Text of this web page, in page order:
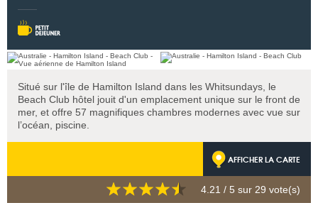
Situé sur l'île de Hamilton Island dans les Whitsundays, le
Beach Club hôtel jouit d'un emplacement unique sur le front de
mer, et offre 57 magnifiques chambres modernes avec vue sur
l’océan, piscine.
AFFICHER LA CARTE
4.21 / 5 sur 29 vote(s)